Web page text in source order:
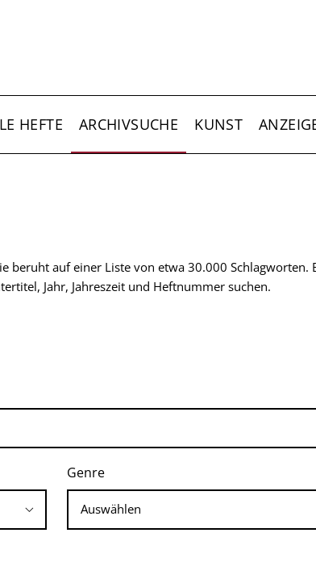
HEFTE ARCHIVSUCHE KUNST
beruht auf einer Liste von etwa 30.000 Schlagworten.
Jahr, Jahreszeit und Heftnummer suchen.
Genre